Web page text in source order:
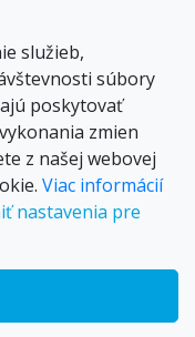
328 68-9
29873/V
služieb,
súbory
poskytovať
zmien
z našej webovej
Viac informácií
nastavenia pre